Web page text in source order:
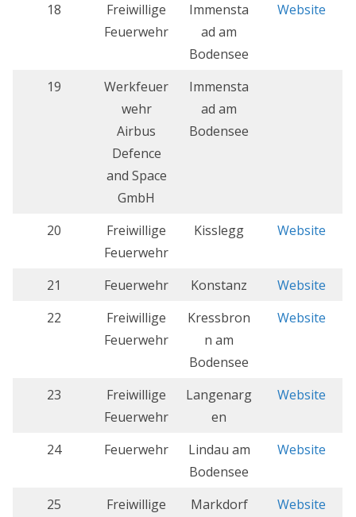
18
Freiwillige
Feuerwehr
Immensta
ad am
Bodensee
Website
19
Werkfeuer
wehr
Airbus
Defence
and Space
GmbH
Immensta
ad am
Bodensee
20
Freiwillige
Feuerwehr
Kisslegg Website
21 Feuerwehr Konstanz
Website
22
Freiwillige
Feuerwehr
Kressbron
n am
Bodensee
Website
23
Freiwillige
Feuerwehr
Langenarg
en
Website
24 Feuerwehr
Lindau am
Bodensee
Website
25 Freiwillige Markdorf Website